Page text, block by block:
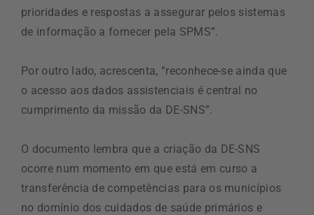
prioridades e respostas a assegurar pelos sistemas
de informação a fornecer pela SPMS”.
Por outro lado, acrescenta, “reconhece-se ainda que
o acesso aos dados assistenciais é central no
cumprimento da missão da DE-SNS”.
O documento lembra que a criação da DE-SNS
ocorre num momento em que está em curso a
transferência de competências para os municípios
no domínio dos cuidados de saúde primários e